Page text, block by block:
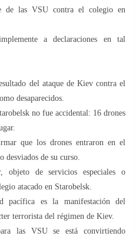
de las VSU contra el colegio en
a declaraciones en tal
del ataque de Kiev contra el
desaparecidos.
no fue accidental: 16 drones
que los drones entraron en el
desviados de su curso.
de servicios especiales o
atacado en Starobelsk.
pacífica es la manifestación del
terrorista del régimen de Kiev.
las VSU se está convirtiendo